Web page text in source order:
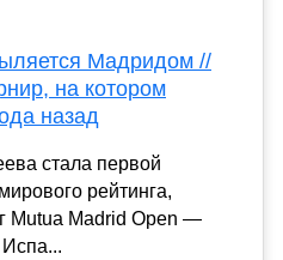
Мадридом //
на котором
назад
стала первой
рейтинга,
Mutua Madrid Open —